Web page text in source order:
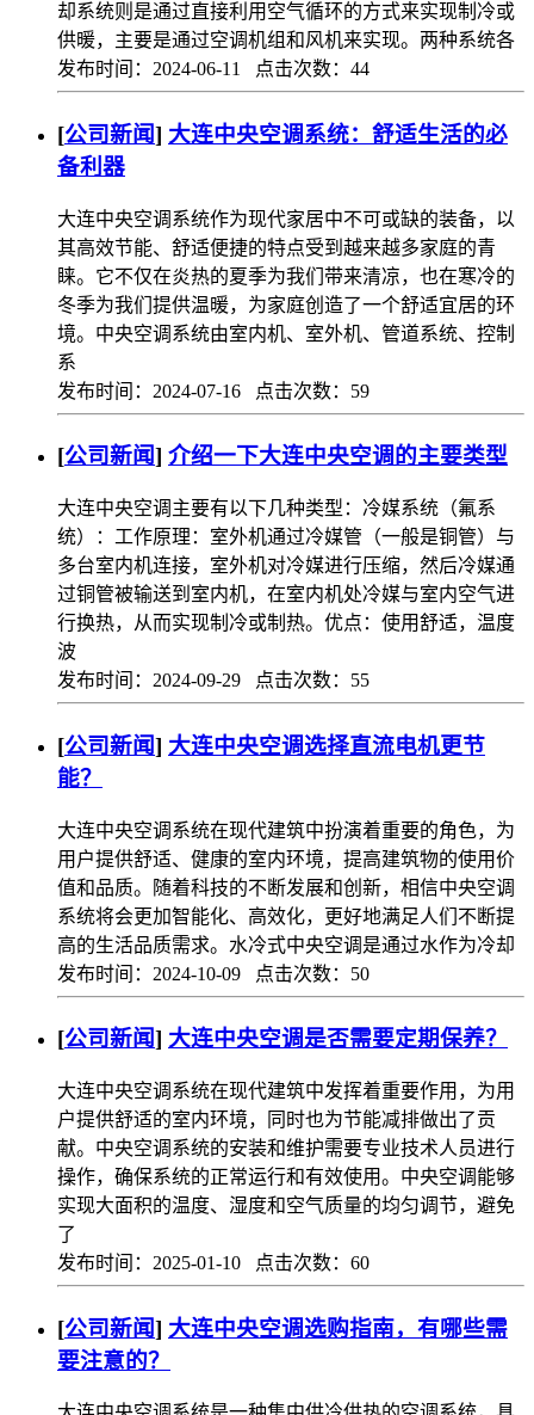
却系统则是通过直接利用空气循环的方式来实现制冷或
供暖，主要是通过空调机组和风机来实现。两种系统各
发布时间：2024-06-11 点击次数：44
[公司新闻] 大连中央空调系统：舒适生活的必
备利器
大连中央空调系统作为现代家居中不可或缺的装备，以
其高效节能、舒适便捷的特点受到越来越多家庭的青
睐。它不仅在炎热的夏季为我们带来清凉，也在寒冷的
冬季为我们提供温暖，为家庭创造了一个舒适宜居的环
境。中央空调系统由室内机、室外机、管道系统、控制
系
发布时间：2024-07-16 点击次数：59
[公司新闻] 介绍一下大连中央空调的主要类型
大连中央空调主要有以下几种类型：冷媒系统（氟系
统）：工作原理：室外机通过冷媒管（一般是铜管）与
多台室内机连接，室外机对冷媒进行压缩，然后冷媒通
过铜管被输送到室内机，在室内机处冷媒与室内空气进
行换热，从而实现制冷或制热。优点：使用舒适，温度
波
发布时间：2024-09-29 点击次数：55
[公司新闻] 大连中央空调选择直流电机更节
能？
大连中央空调系统在现代建筑中扮演着重要的角色，为
用户提供舒适、健康的室内环境，提高建筑物的使用价
值和品质。随着科技的不断发展和创新，相信中央空调
系统将会更加智能化、高效化，更好地满足人们不断提
高的生活品质需求。水冷式中央空调是通过水作为冷却
发布时间：2024-10-09 点击次数：50
[公司新闻] 大连中央空调是否需要定期保养？
大连中央空调系统在现代建筑中发挥着重要作用，为用
户提供舒适的室内环境，同时也为节能减排做出了贡
献。中央空调系统的安装和维护需要专业技术人员进行
操作，确保系统的正常运行和有效使用。中央空调能够
实现大面积的温度、湿度和空气质量的均匀调节，避免
了
发布时间：2025-01-10 点击次数：60
[公司新闻] 大连中央空调选购指南，有哪些需
要注意的？